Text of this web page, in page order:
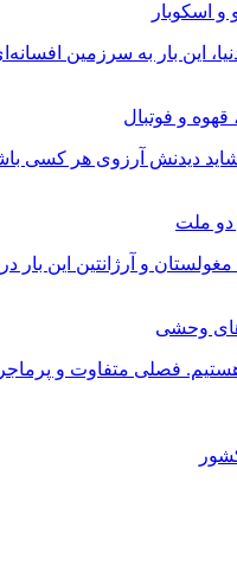
این بار به سرزمین
دیدنش آرزوی هر کسی
و آرژانتین این‌
فصلی متفاوت و